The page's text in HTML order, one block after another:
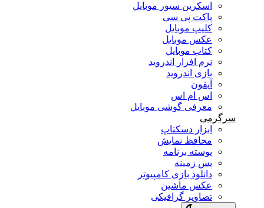
اسکرین سیور موبایل
پاکت پی سی
کلیپ موبایل
عکس موبایل
کتاب موبایل
نرم افزار اندروید
بازی اندروید
آیفون
اس ام اس
معرفی گوشی موبایل
سرگرمی
ابزار دسکتاپ
محافظ نمایش
پوسته برنامه
پس زمینه
دانلود بازی کامپیوتر
عکس ماشین
تصاویر گرافیکی